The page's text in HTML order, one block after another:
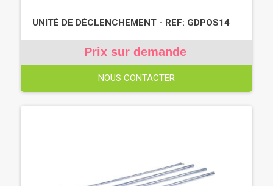
UNITÉ DE DÉCLENCHEMENT - REF: GDPOS14
Prix sur demande
NOUS CONTACTER